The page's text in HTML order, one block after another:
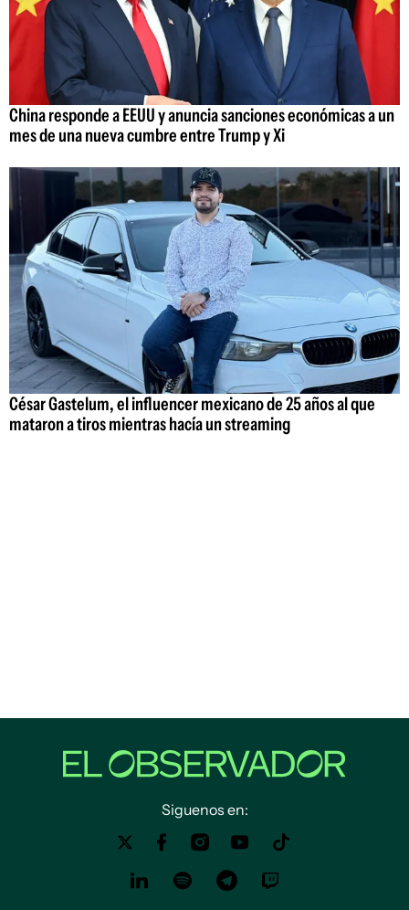
China responde a EEUU y anuncia sanciones económicas a un
mes de una nueva cumbre entre Trump y Xi
César Gastelum, el influencer mexicano de 25 años al que
mataron a tiros mientras hacía un streaming
Siguenos en: